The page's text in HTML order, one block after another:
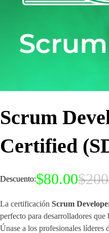
Scrum
Certified
Descuento: $El
original
$200.00.
$80.00 El
actual
$80.00.
La certificación Scrum
perfecto para desarrolladores que
Únase a los profesionales líderes